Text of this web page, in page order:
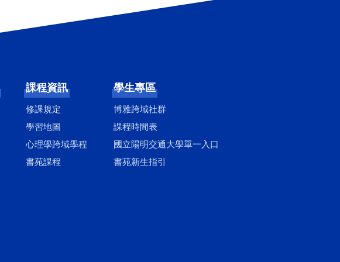
課程資訊
修課規定
學習地圖
心理學跨域學程
書苑課程
學生專區
博雅跨域社群
課程時間表
國立陽明交通大學單一入口
書苑新生指引